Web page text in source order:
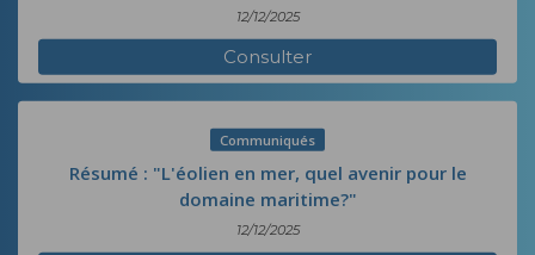
12/12/2025
Consulter
Communiqués
Résumé : "L'éolien en mer, quel avenir pour le
domaine maritime?"
12/12/2025